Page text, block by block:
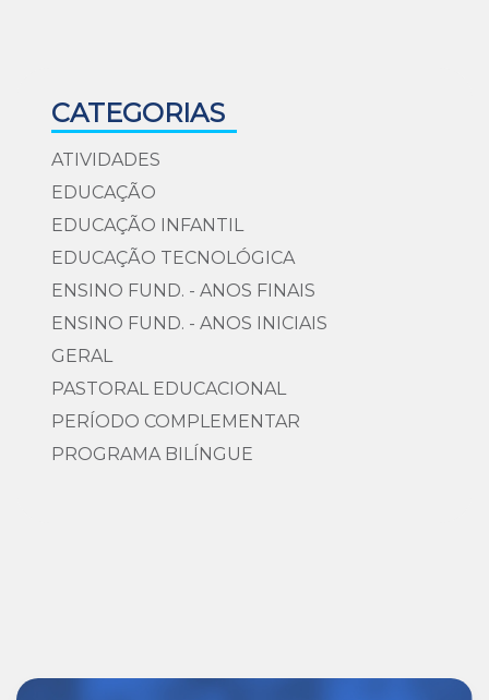
CATEGORIAS
ATIVIDADES
EDUCAÇÃO
EDUCAÇÃO INFANTIL
EDUCAÇÃO TECNOLÓGICA
ENSINO FUND. - ANOS FINAIS
ENSINO FUND. - ANOS INICIAIS
GERAL
PASTORAL EDUCACIONAL
PERÍODO COMPLEMENTAR
PROGRAMA BILÍNGUE